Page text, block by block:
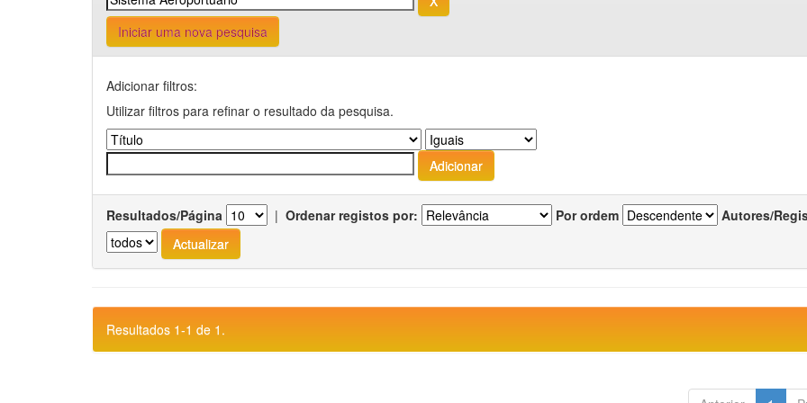
Iniciar uma nova pesquisa
Adicionar filtros:
Utilizar filtros para refinar o resultado da pesquisa.
Resultados/Página | Ordenar registos por: Por ordem Autores/
Resultados 1-1 de 1.